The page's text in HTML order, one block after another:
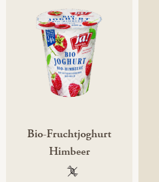
Bio-Fruchtjoghurt
Himbeer
100 % gentechnikfrei